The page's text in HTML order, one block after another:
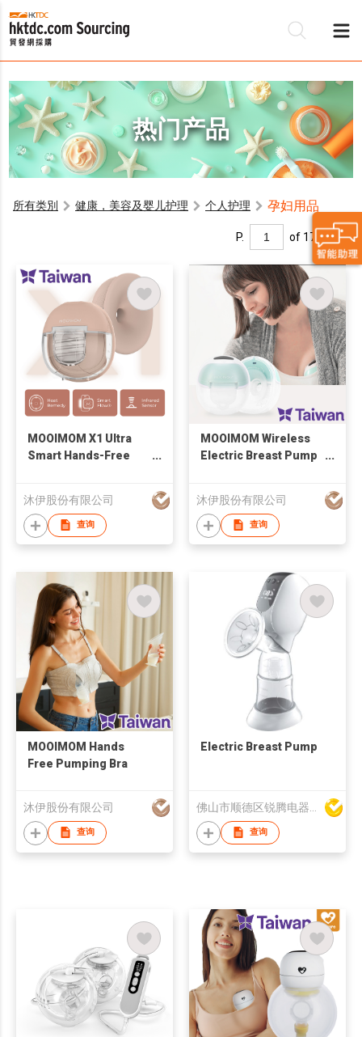
热门产品
所有类別 健康，美容及婴儿护理 个人护理 孕妇用品
P. of 17
MOOIMOM X1 Ultra
Smart Hands-Free
沐伊股份有限公司
查询
MOOIMOM Wireless
Electric Breast Pump
沐伊股份有限公司
查询
MOOIMOM Hands
Free Pumping Bra
沐伊股份有限公司
查询
Electric Breast Pump
查询